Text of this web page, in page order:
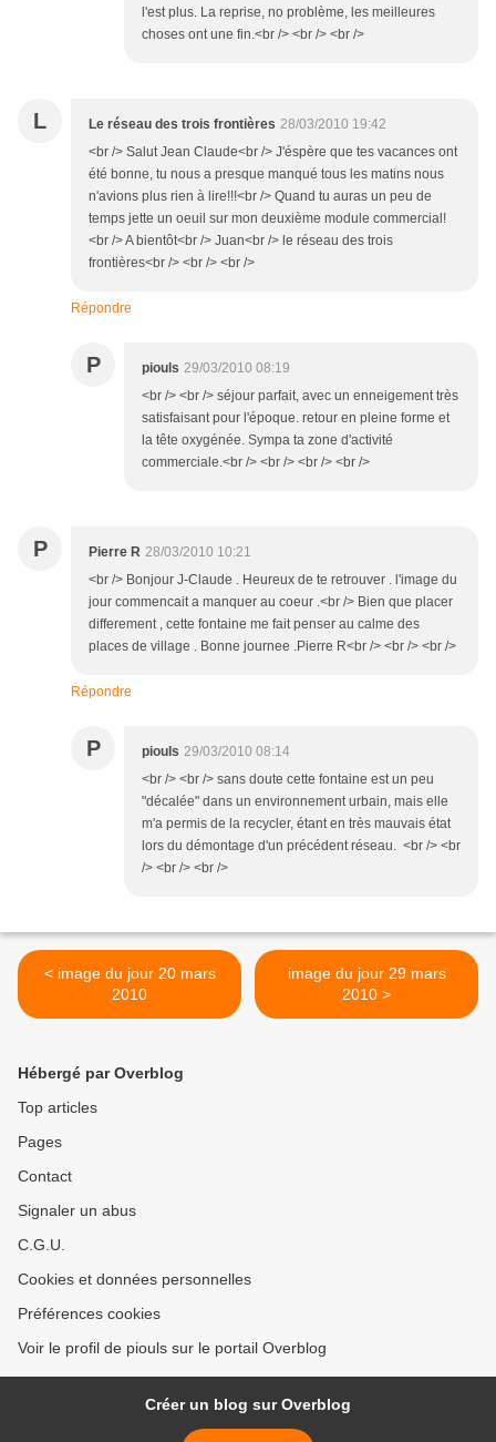
l'est plus. La reprise, no problème, les meilleures
choses ont une fin.<br /> <br /> <br />
L Le réseau des trois frontières 28/03/2010 19:42
<br /> Salut Jean Claude<br /> J'éspère que tes vacances ont
été bonne, tu nous a presque manqué tous les matins nous
n'avions plus rien à lire!!!<br /> Quand tu auras un peu de
temps jette un oeuil sur mon deuxième module commercial!
<br /> A bientôt<br /> Juan<br /> le réseau des trois
frontières<br /> <br /> <br />
Répondre
P piouls 29/03/2010 08:19
<br /> <br /> séjour parfait, avec un enneigement très
satisfaisant pour l'époque. retour en pleine forme et
la tête oxygénée. Sympa ta zone d'activité
commerciale.<br /> <br /> <br /> <br />
P Pierre R 28/03/2010 10:21
<br /> Bonjour J-Claude . Heureux de te retrouver . l'image du
jour commencait a manquer au coeur .<br /> Bien que placer
differement , cette fontaine me fait penser au calme des
places de village . Bonne journee .Pierre R<br /> <br /> <br />
Répondre
P piouls 29/03/2010 08:14
<br /> <br /> sans doute cette fontaine est un peu
"décalée" dans un environnement urbain, mais elle
m'a permis de la recycler, étant en très mauvais état
lors du démontage d'un précédent réseau. <br /> <br
/> <br /> <br />
< image du jour 20 mars
2010
image du jour 29 mars
2010 >
Hébergé par Overblog
Top articles
Pages
Contact
Signaler un abus
C.G.U.
Cookies et données personnelles
Préférences cookies
Voir le profil de piouls sur le portail Overblog
Créer un blog sur Overblog